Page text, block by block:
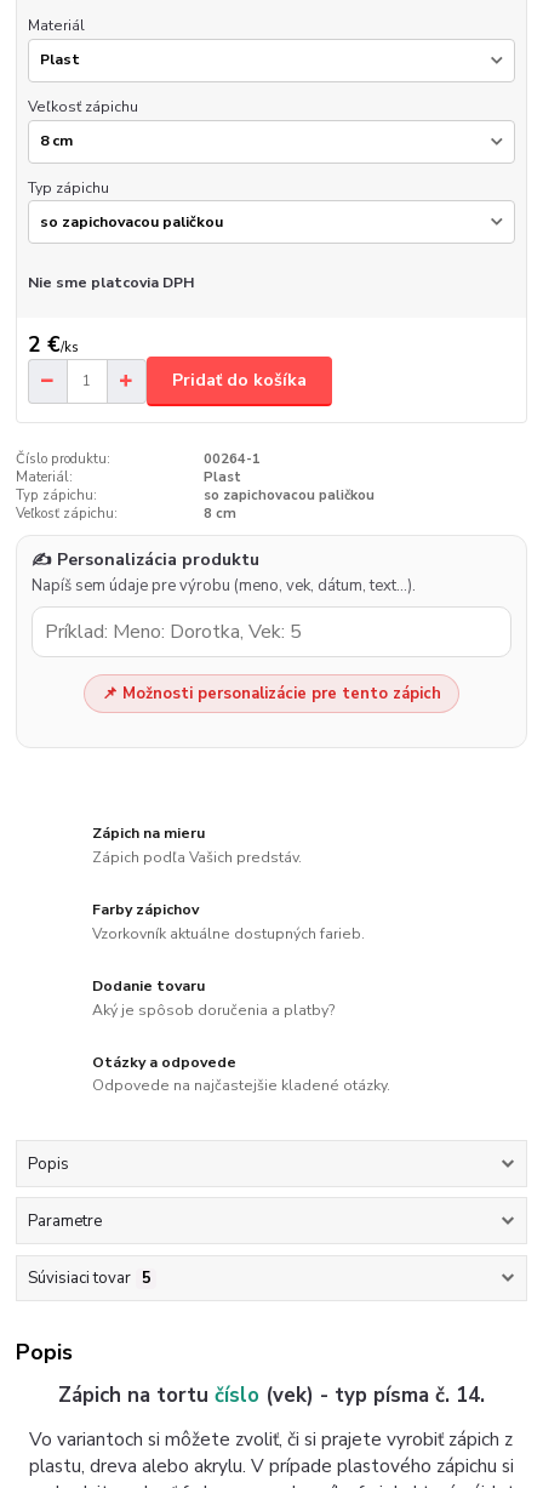
Materiál
Veľkosť zápichu
Typ zápichu
Nie sme platcovia DPH
2 €/ks
Pridať do košíka
Číslo produktu:
00264-1
Materiál:
Plast
Typ zápichu:
so zapichovacou paličkou
Veľkosť zápichu:
8 cm
✍️ Personalizácia produktu
Napíš sem údaje pre výrobu (meno, vek, dátum, text…).
📌 Možnosti personalizácie pre tento zápich
Zápich na mieru
Zápich podľa Vašich predstáv.
Farby zápichov
Vzorkovník aktuálne dostupných farieb.
Dodanie tovaru
Aký je spôsob doručenia a platby?
Otázky a odpovede
Odpovede na najčastejšie kladené otázky.
Popis
Parametre
Súvisiaci tovar 5
Popis
Zápich na tortu číslo (vek) - typ písma č. 14.
Vo variantoch si môžete zvoliť, či si prajete vyrobiť zápich z
plastu, dreva alebo akrylu. V prípade plastového zápichu si